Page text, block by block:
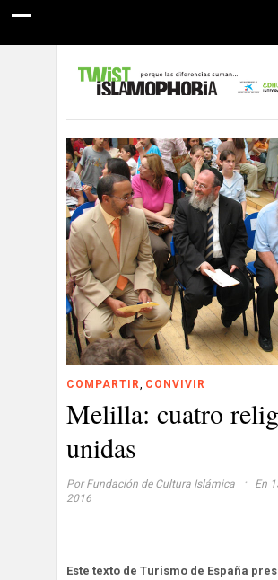
COMPARTIR, CONVIVIR
Melilla: cuatro
unidas
Por Fundación de Cultura Islámica ·
En
2016
Este texto de Turismo de España